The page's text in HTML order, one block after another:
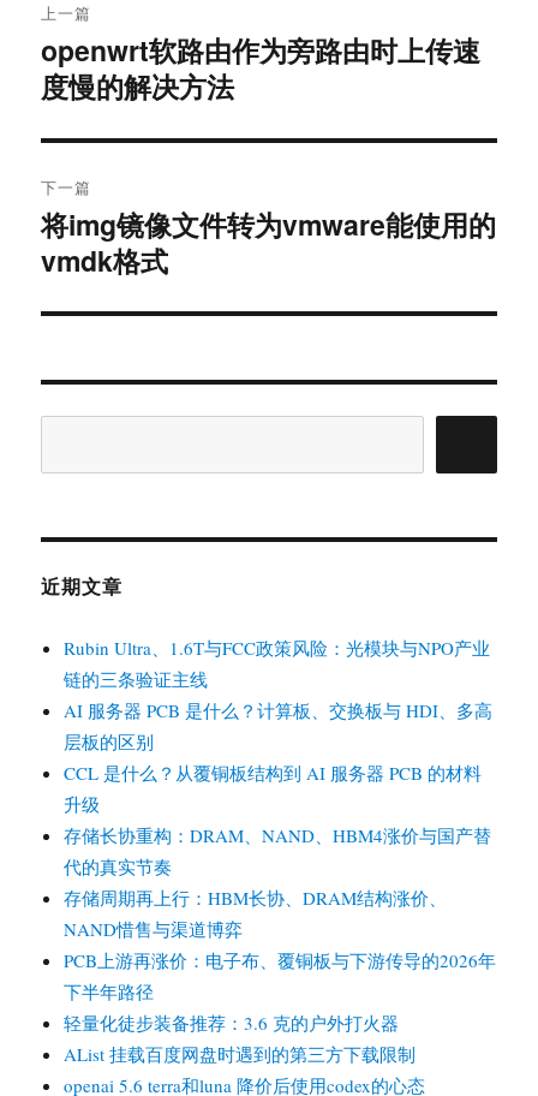
章
导
航
上一篇
上
篇
章：
openwrt软路由作为旁路由时上传速
度慢的解决方法
下一篇
下
篇
章：
将img镜像文件转为vmware能使用的
vmdk格式
近期文章
Rubin Ultra、1.6T与FCC政策风险：光模块与NPO产业
链的三条验证主线
AI 服务器 PCB 是什么？计算板、交换板与 HDI、多高
层板的区别
CCL 是什么？从覆铜板结构到 AI 服务器 PCB 的材料
升级
存储长协重构：DRAM、NAND、HBM4涨价与国产替
代的真实节奏
存储周期再上行：HBM长协、DRAM结构涨价、
NAND惜售与渠道博弈
PCB上游再涨价：电子布、覆铜板与下游传导的2026年
下半年路径
轻量化徒步装备推荐：3.6 克的户外打火器
AList 挂载百度网盘时遇到的第三方下载限制
openai 5.6 terra和luna 降价后使用codex的心态